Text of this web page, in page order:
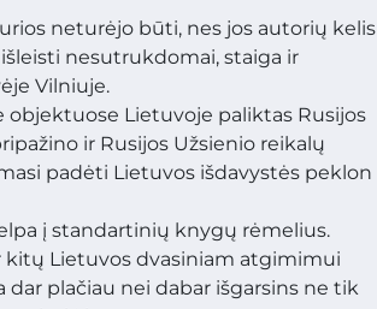
neturėjo būti, nes jos autorių kelis
nesutrukdomai, staiga ir
Vilniuje.
Lietuvoje paliktas Rusijos
ir Rusijos Užsienio reikalų
padėti Lietuvos išdavystės peklon
į standartinių knygų rėmelius.
kitų Lietuvos dvasiniam atgimimui
plačiau nei dabar išgarsins ne tik